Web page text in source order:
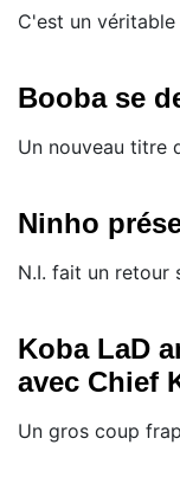
C'est un véritable
Booba se
Un nouveau titre
Ninho
N.I. fait un retour
Koba LaD
avec Chief
Un gros coup